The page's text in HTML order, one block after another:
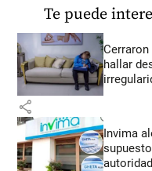
Te puede
hallar
share
Invima